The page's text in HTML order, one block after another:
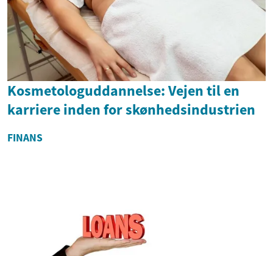
Kosmetologuddannelse: Vejen til en
karriere inden for skønhedsindustrien
FINANS